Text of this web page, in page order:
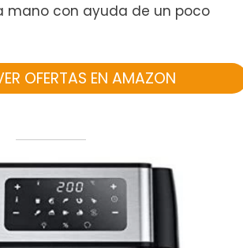
mano con ayuda de un poco
OFERTAS EN AMAZON